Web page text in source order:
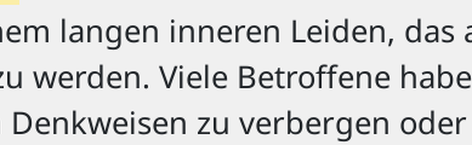
langen inneren Leiden, das
werden. Viele Betroffene
Denkweisen zu verbergen